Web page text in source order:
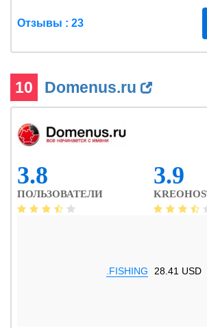
Отзывы : 23
10 Domenus.ru
3.8
ПОЛЬЗОВАТЕЛИ
3.9
.FISHING 28.41 USD